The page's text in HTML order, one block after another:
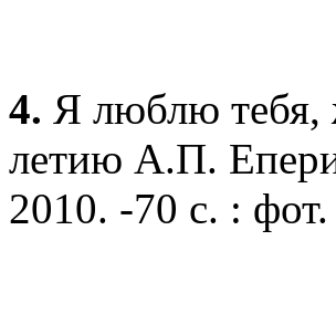
4. Я люблю тебя,
летию А.П.
2010. -70 с. : фот.